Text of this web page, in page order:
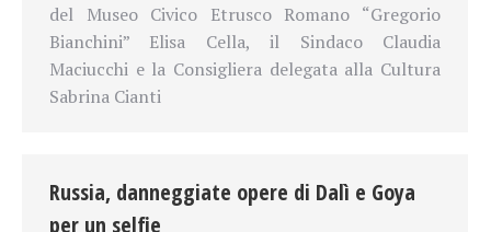
del Museo Civico Etrusco Romano “Gregorio
Bianchini” Elisa Cella, il Sindaco Claudia
Maciucchi e la Consigliera delegata alla Cultura
Sabrina Cianti
Russia, danneggiate opere di Dalì e Goya
per un selfie